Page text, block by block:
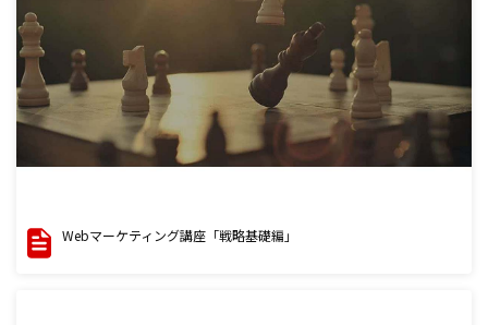
Webマーケティング講座「戦略基礎編」